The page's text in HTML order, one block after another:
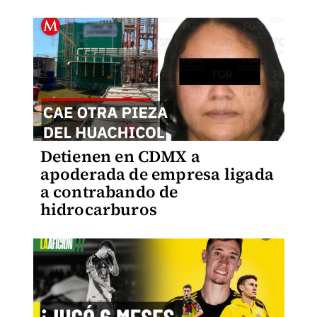
Detienen en CDMX a
apoderada de empresa ligada
a contrabando de
hidrocarburos